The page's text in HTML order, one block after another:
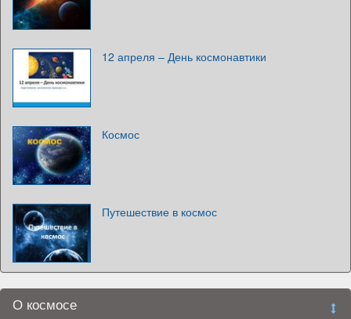
12 апреля – День космонавтики
Космос
Путешествие в космос
О космосе